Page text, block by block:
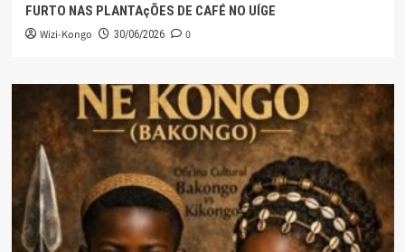
FURTO NAS PLANTAçÕES DE CAFÉ NO UÍGE
Wizi-Kongo 30/06/2026 0